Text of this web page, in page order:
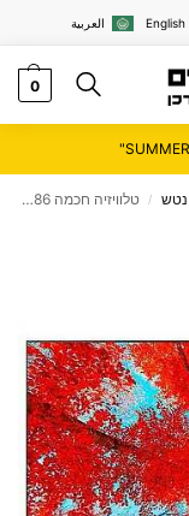
العربية English
0
/ טלוויזיה חכמה 86" LG UHD אל ג'י דגם 86UQ90006LC